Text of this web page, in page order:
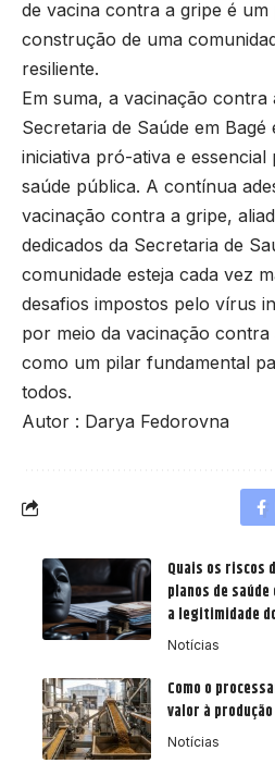
de vacina contra a gripe é um
construção de uma
resiliente.
Em suma, a vacinação
Secretaria de Saúde em Bagé
iniciativa pró-ativa e
saúde pública. A contínua
vacinação contra a gripe,
dedicados da Secretaria de
comunidade esteja cada vez
desafios impostos pelo vírus
por meio da vacinação
como um pilar fundamental
todos.
Autor : Darya Fedorovna
Quais os riscos
planos de
a legitimidade
Notícias
Como o
valor à
Notícias